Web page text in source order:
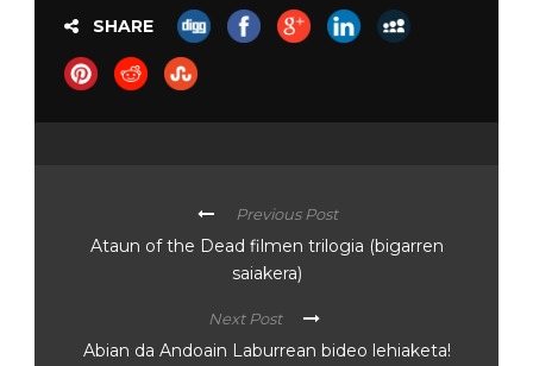
SHARE
Previous Post
Ataun of the Dead filmen trilogia (bigarren
saiakera)
Next Post
Abian da Andoain Laburrean bideo lehiaketa!